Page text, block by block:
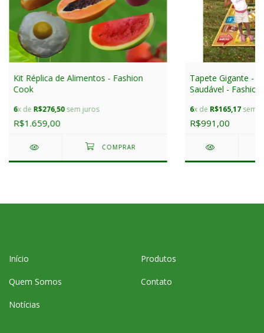
Kit Réplica de Alimentos - Fashion
Cook
6x de R$276,50sem juros
R$1.659,00
Tapete Gigante -
Saudável -
6x de R$165,17sem
R$991,00
Início Produtos
Quem Somos Contato
Notícias